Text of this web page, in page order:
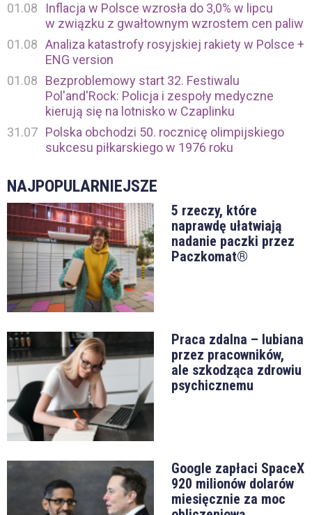
01.08
Inflacja w Polsce wzrosła do 3,0% w lipcu
w związku z gwałtownym wzrostem cen paliw
01.08 Analiza katastrofy rosyjskiej rakiety w Polsce +
ENG version
01.08
Bezproblemowy start 32. Festiwalu
Pol'and'Rock: Policja i zespoły medyczne
kierują się na lotnisko w Czaplinku
31.07 Polska obchodzi 50. rocznicę olimpijskiego
sukcesu piłkarskiego w 1976 roku
NAJPOPULARNIEJSZE
5 rzeczy, które
naprawdę ułatwiają
nadanie paczki przez
Paczkomat®
Praca zdalna – lubiana
przez pracowników,
ale szkodząca zdrowiu
psychicznemu
Google zapłaci SpaceX
920 milionów dolarów
miesięcznie za moc